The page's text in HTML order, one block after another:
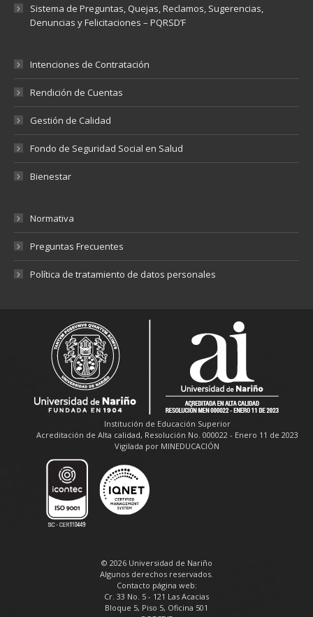
Sistema de Preguntas, Quejas, Reclamos, Sugerencias,
Denuncias y Felicitaciones – PQRSD’F
Intenciones de Contratación
Rendición de Cuentas
Gestión de Calidad
Fondo de Seguridad Social en Salud
Bienestar
Normativa
Preguntas Frecuentes
Política de tratamiento de datos personales
Institución de Educación Superior
Acreditación de Alta calidad, Resolución No. 000022 - Enero 11 de 2023
Vigilada por MINEDUCACIÓN
© 2026 Universidad de Nariño
Algunos derechos reservados.
Contacto página web:
Cr. 33 No. 5 - 121 Las Acacias
Bloque 5, Piso 5, Oficina 501